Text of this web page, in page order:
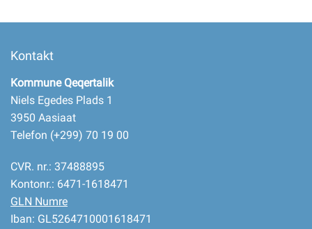
Kontakt
Kommune Qeqertalik
Niels Egedes Plads 1
3950 Aasiaat
Telefon (+299) 70 19 00
CVR. nr.: 37488895
Kontonr.: 6471-1618471
GLN Numre
Iban: GL5264710001618471